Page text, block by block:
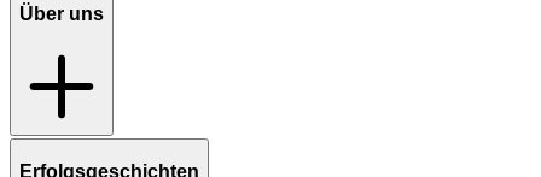
Über uns
Erfolgsgeschichten